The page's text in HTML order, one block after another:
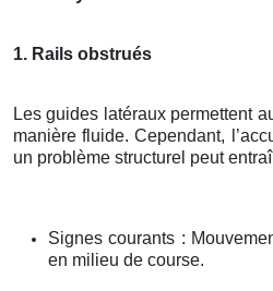
1. Rails obstrués
Les guides latéraux permettent
manière fluide. Cependant,
un problème structurel peut
Signes courants :
en milieu de course.